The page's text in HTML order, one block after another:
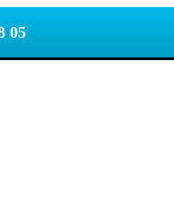
05